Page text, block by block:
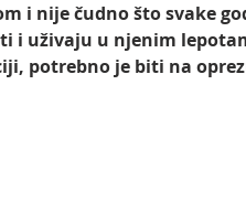
i nije čudno što svake
i uživaju u njenim
potrebno je biti na